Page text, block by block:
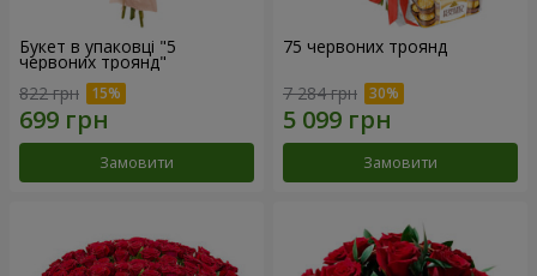
Букет в упаковці "5
червоних троянд"
822 грн
Замовити
75 червоних троянд
7 284 грн
Замовити